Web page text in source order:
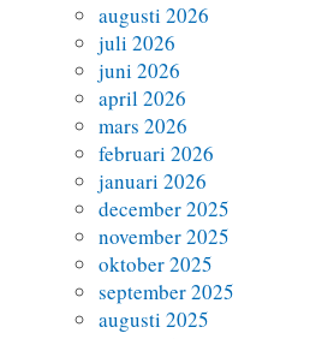
augusti 2026
juli 2026
juni 2026
april 2026
mars 2026
februari 2026
januari 2026
december 2025
november 2025
oktober 2025
september 2025
augusti 2025